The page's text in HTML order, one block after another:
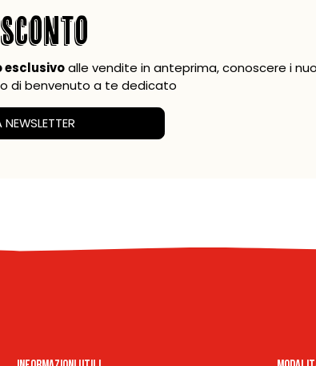
esclusivoalle vendite in anteprima, conoscere i
di benvenuto a te dedicato